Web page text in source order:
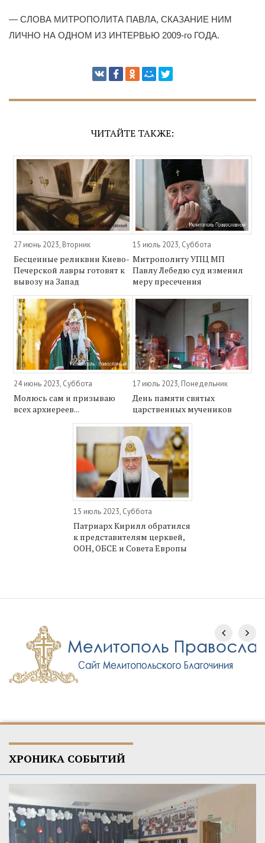
— СЛОВА МИТРОПОЛИТА ПАВЛА, СКАЗАНИЕ НИМ
ЛИЧНО НА ОДНОМ ИЗ ИНТЕРВЬЮ 2009-го ГОДА.
ЧИТАЙТЕ ТАКЖЕ:
27 июнь 2023, Вторник
Бесценные реликвии Киево-
Печерской лавры готовят к
вывозу на Запад
15 июль 2023, Суббота
Митрополиту УПЦ МП
Павлу Лебедю суд изменил
меру пресечения
24 июнь 2023, Суббота
Молюсь сам и призываю
всех архиереев...
17 июль 2023, Понедельник
День памяти святых
царственных мучеников
15 июль 2023, Суббота
Патриарх Кирилл обратился
к представителям церквей,
ООН, ОБСЕ и Совета Европы
ХРОНИКА СОБЫТИЙ